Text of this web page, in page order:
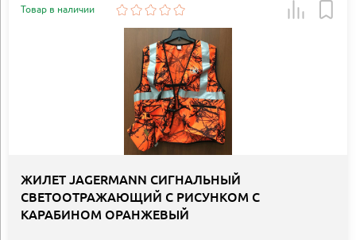
Товар в наличии
ЖИЛЕТ JAGERMANN СИГНАЛЬНЫЙ
СВЕТООТРАЖАЮЩИЙ С РИСУНКОМ С
КАРАБИНОМ ОРАНЖЕВЫЙ